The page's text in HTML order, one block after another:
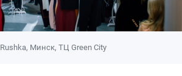
Rushka, Минск, ТЦ Green City